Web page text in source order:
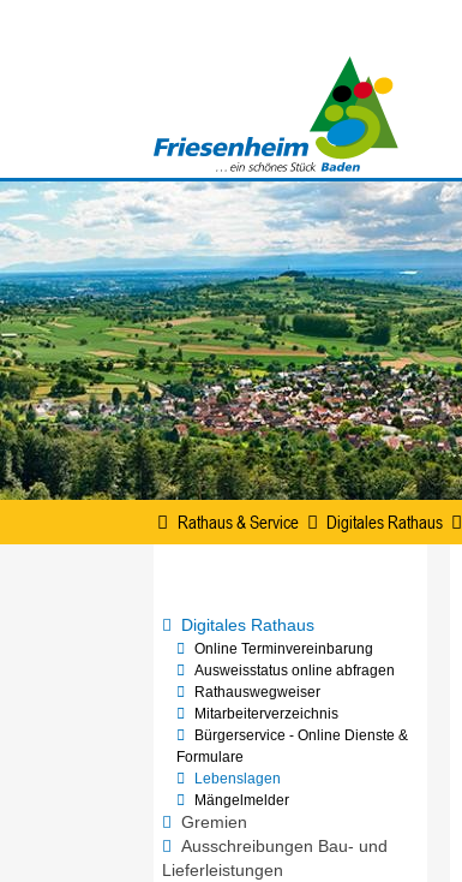
Rathaus & Service Digitales Rathaus
Digitales Rathaus
Online Terminvereinbarung
Ausweisstatus online abfragen
Rathauswegweiser
Mitarbeiterverzeichnis
Bürgerservice - Online Dienste &
Formulare
Lebenslagen
Mängelmelder
Gremien
Ausschreibungen Bau- und
Lieferleistungen